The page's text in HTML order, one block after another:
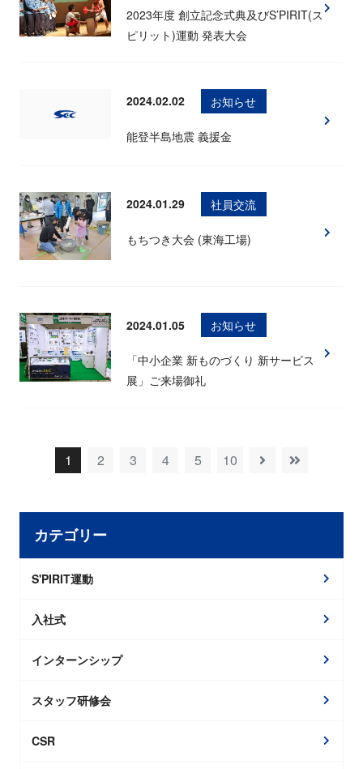
2023年度 創立記念式典及びS’PIRIT(ス
ピリット)運動 発表大会
2024.02.02 お知らせ
能登半島地震 義援金
2024.01.29 社員交流
もちつき大会 (東海工場)
2024.01.05 お知らせ
「中小企業 新ものづくり 新サービス
展」ご来場御礼
1 2 3 4 5 10
カテゴリー
S'PIRIT運動
入社式
インターンシップ
スタッフ研修会
CSR